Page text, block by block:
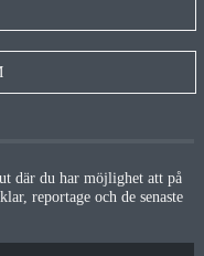
där du har möjlighet att på
reportage och de senaste